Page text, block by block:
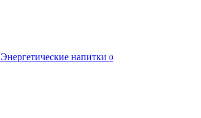
Энергетические напитки 0